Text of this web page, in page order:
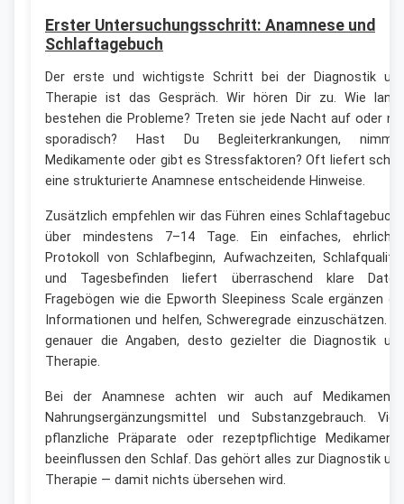
Erster Untersuchungsschritt: Anamnese und
Schlaftagebuch
Der erste und wichtigste Schritt bei der Diagnostik
Therapie ist das Gespräch. Wir hören Dir zu. Wie
bestehen die Probleme? Treten sie jede Nacht auf oder
sporadisch? Hast Du Begleiterkrankungen,
Medikamente oder gibt es Stressfaktoren? Oft liefert
eine strukturierte Anamnese entscheidende Hinweise.
Zusätzlich empfehlen wir das Führen eines
über mindestens 7–14 Tage. Ein einfaches,
Protokoll von Schlafbeginn, Aufwachzeiten,
und Tagesbefinden liefert überraschend klare
Fragebögen wie die Epworth Sleepiness Scale ergänzen
Informationen und helfen, Schweregrade einzuschätzen.
genauer die Angaben, desto gezielter die Diagnostik
Therapie.
Bei der Anamnese achten wir auch auf
Nahrungsergänzungsmittel und Substanzgebrauch.
pflanzliche Präparate oder rezeptpflichtige
beeinflussen den Schlaf. Das gehört alles zur Diagnostik
Therapie — damit nichts übersehen wird.